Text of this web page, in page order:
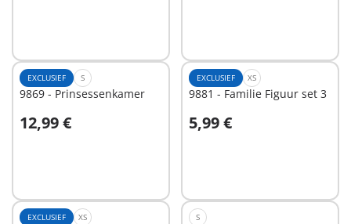
EXCLUSIEF S
9869 - Prinsessenkamer
12,99 €
In winkelwagen
EXCLUSIEF XS
9881 - Familie Figuur set 3
5,99 €
In winkelwagen
EXCLUSIEF XS S